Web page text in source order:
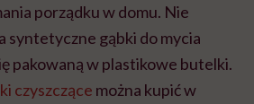
porządku w domu. Nie
syntetyczne gąbki do mycia
pakowaną w plastikowe butelki.
czyszczące można kupić w